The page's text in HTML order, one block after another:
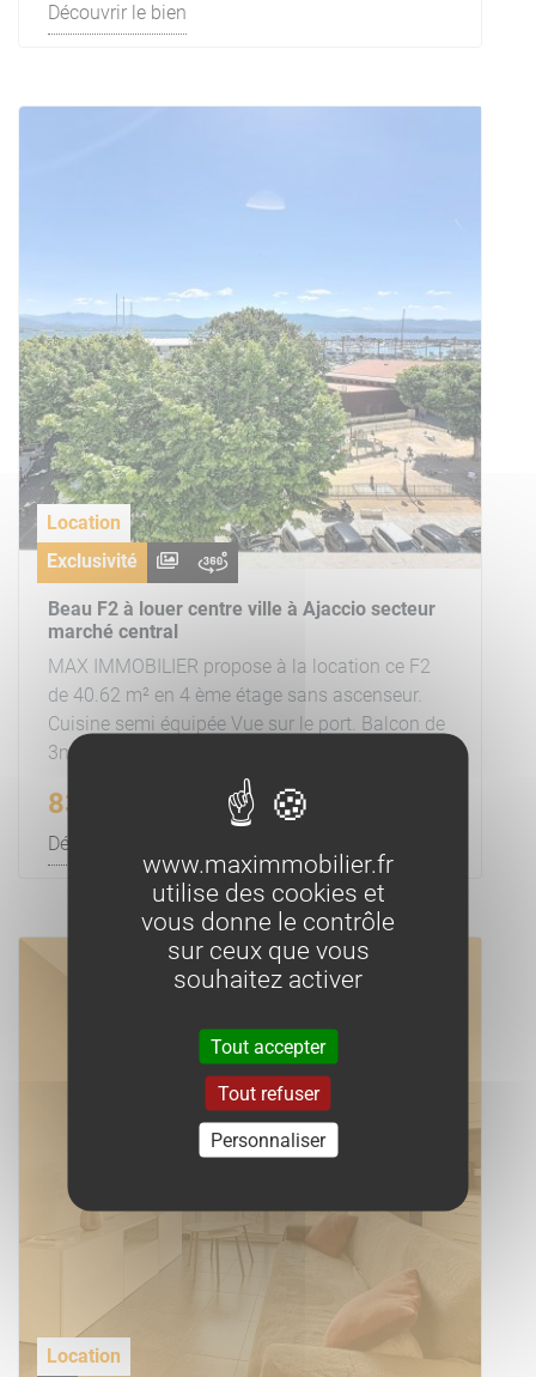
Découvrir le bien
Location
Exclusivité
Beau F2 à louer centre ville à Ajaccio secteur
marché central
MAX IMMOBILIER propose à la location ce F2
de 40.62 m² en 4 ème étage sans ascenseur.
Cuisine semi équipée Vue sur le port. Balcon de
3m²-Clim-Tomettes au sol-
830 €/mois charges comprises
Découvrir le bien
Location
www.maximmobilier.fr
utilise des cookies et
vous donne le contrôle
sur ceux que vous
souhaitez activer
Tout accepter
Tout refuser
Personnaliser